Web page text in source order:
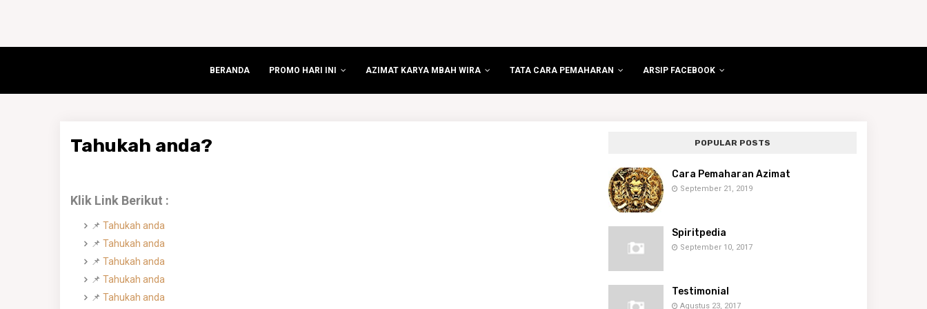
BERANDA PROMO HARI INI AZIMAT KARYA MBAH WIRA TATA CARA PEMAHARAN ARSIP FACEBOOK
Tahukah anda?
Klik Link Berikut :
📌 Tahukah anda
📌 Tahukah anda
📌 Tahukah anda
📌 Tahukah anda
📌 Tahukah anda
POPULAR POSTS
Cara Pemaharan Azimat
September 21, 2019
Spiritpedia
September 10, 2017
Testimonial
Agustus 23, 2017